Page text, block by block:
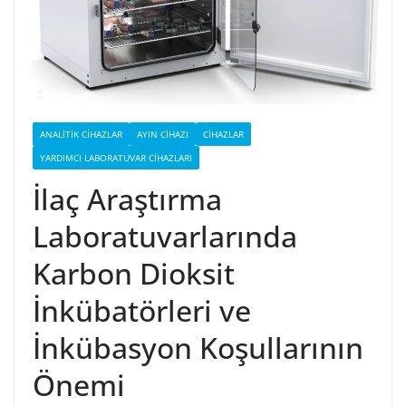
ANALITIK CIHAZLAR AYIN CIHAZI
CIHAZLAR
YARDIMCI LABORATUVAR CIHAZLARI
İlaç Araştırma
Laboratuvarlarında
Karbon Dioksit
İnkübatörleri ve
İnkübasyon Koşullarının
Önemi